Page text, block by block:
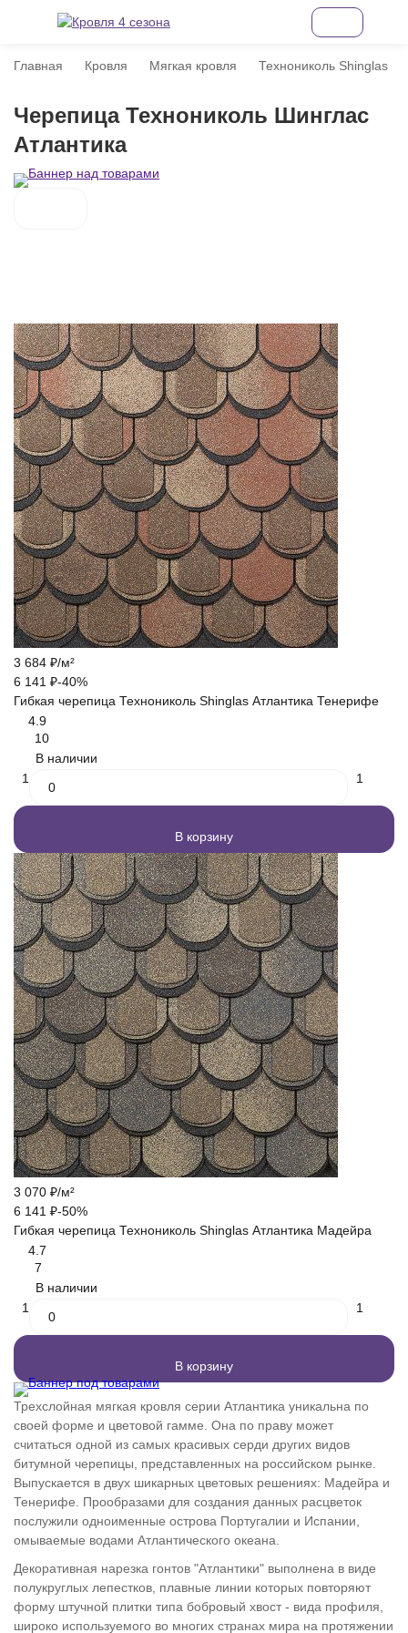
Главная Кровля Мягкая кровля Технониколь Shinglas
Черепица Технониколь Шинглас
Атлантика
покупателей
3 684 ₽/м²
6 141 ₽-40%
Гибкая черепица Технониколь Shinglas Атлантика Тенерифе
4.9
10
В наличии
1
1
В корзину
3 070 ₽/м²
6 141 ₽-50%
Гибкая черепица Технониколь Shinglas Атлантика Мадейра
4.7
7
В наличии
1
1
В корзину
Трехслойная мягкая кровля серии Атлантика уникальна по
своей форме и цветовой гамме. Она по праву может
считаться одной из самых красивых серди других видов
битумной черепицы, представленных на российском рынке.
Выпускается в двух шикарных цветовых решениях: Мадейра и
Тенерифе. Прообразами для создания данных расцветок
послужили одноименные острова Португалии и Испании,
омываемые водами Атлантического океана.
Декоративная нарезка гонтов "Атлантики" выполнена в виде
полукруглых лепестков, плавные линии которых повторяют
форму штучной плитки типа бобровый хвост - вида профиля,
широко используемого во многих странах мира на протяжении